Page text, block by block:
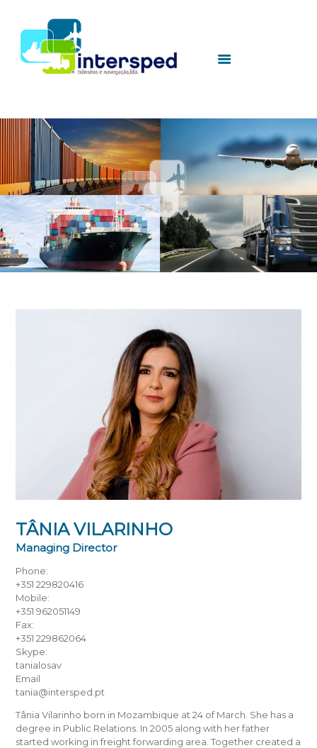
SOBRE NÓS
SERVIÇOS
UTILIDADES
CONTACTOS
TÂNIA VILARINHO
Managing Director
Phone:
+351 229820416
Mobile:
+351 962051149
Fax:
+351 229862064
Skype:
tanialosav
Email
tania@intersped.pt
Tânia Vilarinho born in Mozambique at 24 of March. She has a
degree in Public Relations. In 2005 along with her father
started working in freight forwarding area. Together created a